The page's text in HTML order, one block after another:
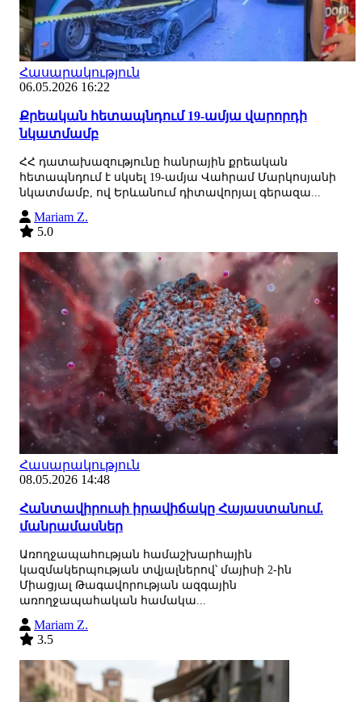
Հասարակություն
06.05.2026 16:22
Քրեական հետապնդում 19-ամյա վարորդի
նկատմամբ
ՀՀ դատախազությունը հանրային քրեական
հետապնդում է սկսել 19-ամյա Վահրամ Մարկոսյանի
նկատմամբ, ով Երևանում դիտավորյալ գերազա...
Mariam Z.
5.0
Հասարակություն
08.05.2026 14:48
Հանտավիրուսի իրավիճակը Հայաստանում.
մանրամասներ
Առողջապահության համաշխարհային
կազմակերպության տվյալներով՝ մայիսի 2-ին
Միացյալ Թագավորության ազգային
առողջապահական համակա...
Mariam Z.
3.5